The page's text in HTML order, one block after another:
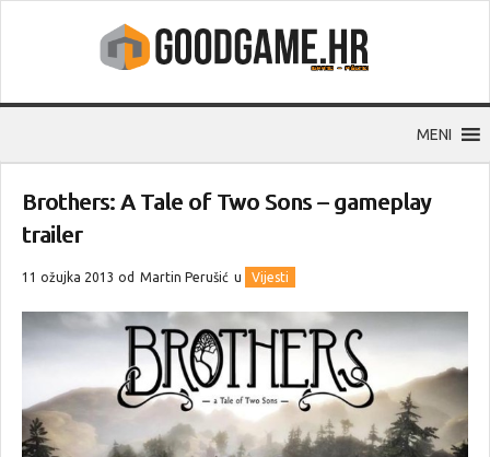
MENI
Brothers: A Tale of Two Sons – gameplay
trailer
11 ožujka 2013 od Martin Perušić u Vijesti